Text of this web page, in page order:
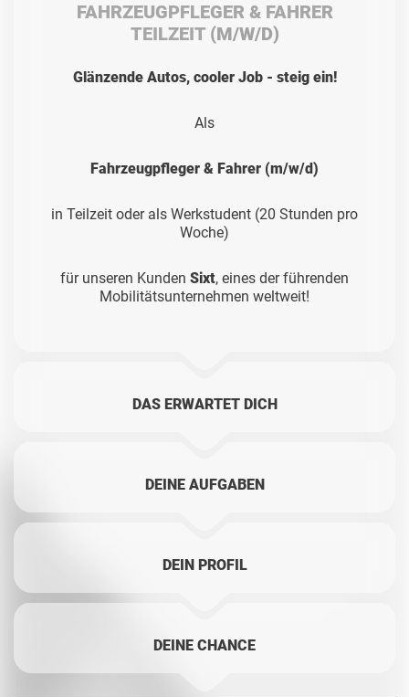
FAHRZEUGPFLEGER & FAHRER
TEILZEIT (M/W/D)
Glänzende Autos, cooler Job - steig ein!
Als
Fahrzeugpfleger & Fahrer (m/w/d)
in Teilzeit oder als Werkstudent (20 Stunden pro
Woche)
für unseren Kunden Sixt, eines der führenden
Mobilitätsunternehmen weltweit!
DAS ERWARTET DICH
DEINE AUFGABEN
DEIN PROFIL
DEINE CHANCE